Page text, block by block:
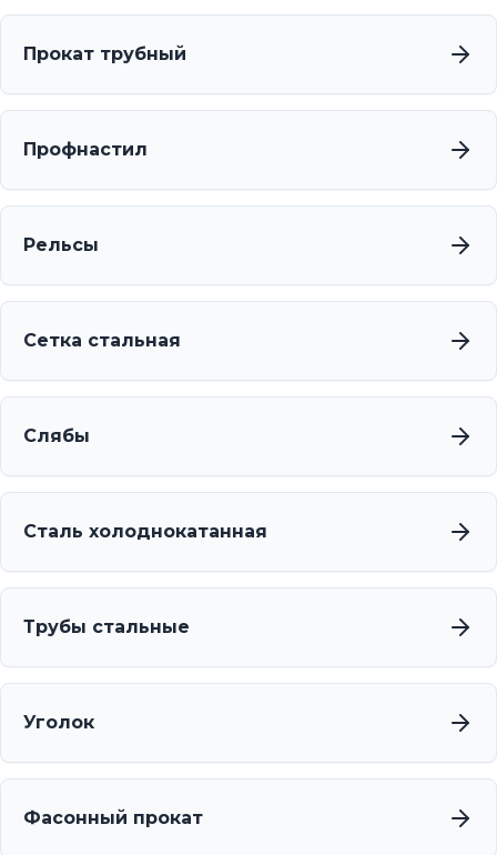
Прокат трубный
Профнастил
Рельсы
Сетка стальная
Слябы
Сталь холоднокатанная
Трубы стальные
Уголок
Фасонный прокат